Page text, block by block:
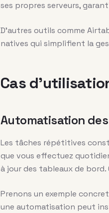
ses propres serveurs,
D’autres outils comme
natives qui simplifient la
Cas
Automatisation
Les tâches répétitives
que vous effectuez
à jour des tableaux de
Prenons un exemple
une automatisation peut